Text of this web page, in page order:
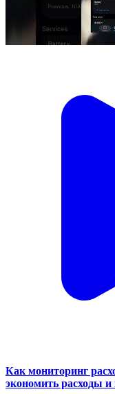
Как мониторинг
экономить расходы и